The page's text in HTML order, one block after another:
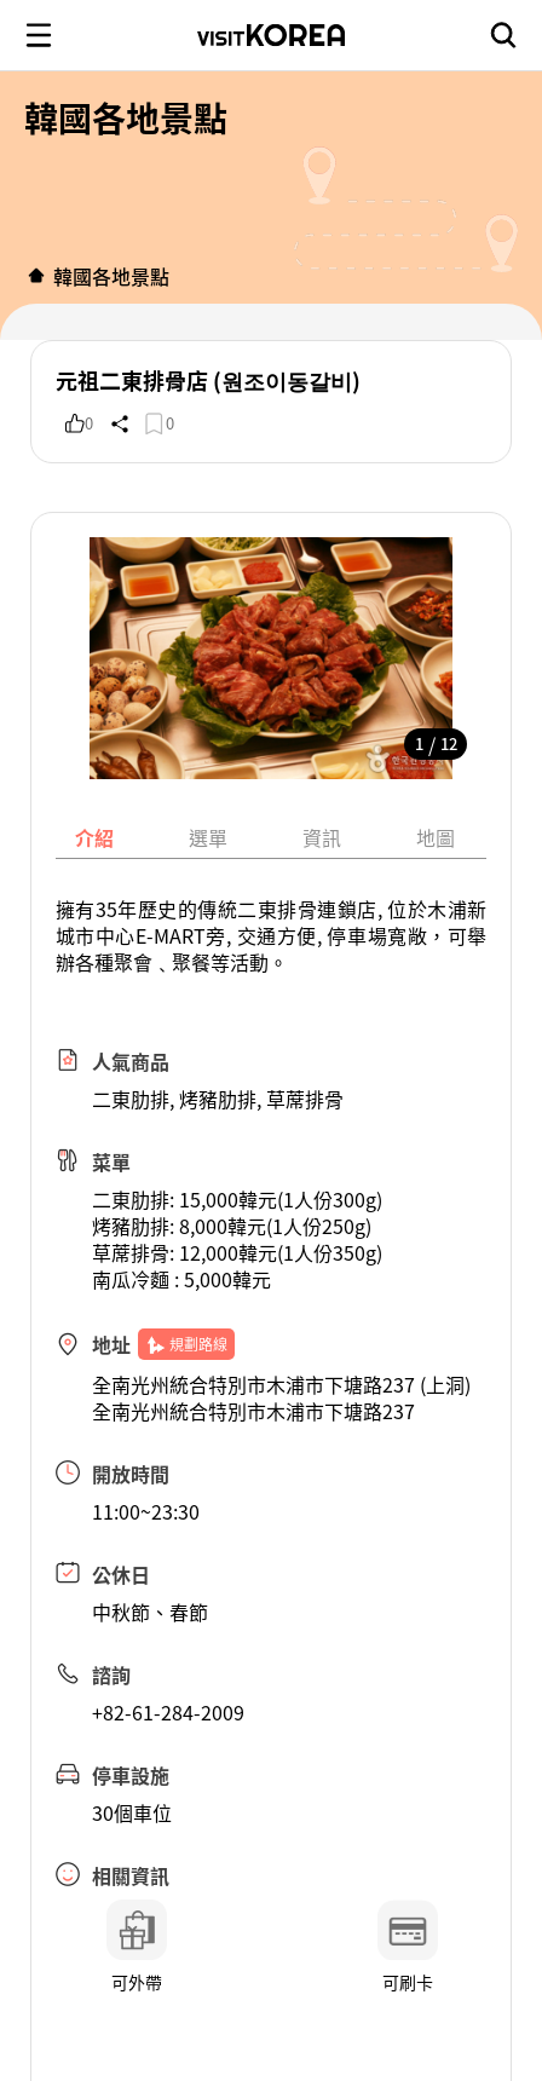
韓國各地景點
韓國各地景點
元祖二東排骨店 (원조이동갈비)
0 0
1 / 12
介紹 選單 資訊 地圖
擁有35年歷史的傳統二東排骨連鎖店, 位於木浦新
城市中心E-MART旁, 交通方便, 停車場寬敞，可舉
辦各種聚會﹑聚餐等活動。
人氣商品
二東肋排, 烤豬肋排, 草蓆排骨
菜單
二東肋排: 15,000韓元(1人份300g)
烤豬肋排: 8,000韓元(1人份250g)
草蓆排骨: 12,000韓元(1人份350g)
南瓜冷麵 : 5,000韓元
地址 規劃路線
全南光州統合特別市木浦市下塘路237 (上洞)
全南光州統合特別市木浦市下塘路237
開放時間
11:00~23:30
公休日
中秋節、春節
諮詢
+82-61-284-2009
停車設施
30個車位
相關資訊
可外帶 可刷卡